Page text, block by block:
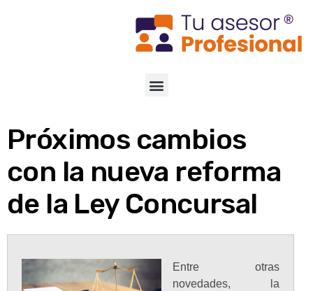
Próximos cambios
con la nueva reforma
de la Ley Concursal
Entre otras
novedades, la